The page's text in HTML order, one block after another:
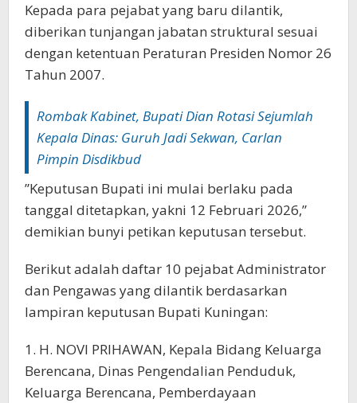
Kepada para pejabat yang baru dilantik,
diberikan tunjangan jabatan struktural sesuai
dengan ketentuan Peraturan Presiden Nomor 26
Tahun 2007.
‎Rombak Kabinet, Bupati Dian Rotasi Sejumlah
Kepala Dinas: Guruh Jadi Sekwan, Carlan
Pimpin Disdikbud‎‎
‎‎”Keputusan Bupati ini mulai berlaku pada
tanggal ditetapkan, yakni 12 Februari 2026,”
demikian bunyi petikan keputusan tersebut.‎‎
Berikut adalah daftar 10 pejabat Administrator
dan Pengawas yang dilantik berdasarkan
lampiran keputusan Bupati Kuningan:‎‎
1. H. NOVI PRIHAWAN, Kepala Bidang Keluarga
Berencana, Dinas Pengendalian Penduduk,
Keluarga Berencana, Pemberdayaan